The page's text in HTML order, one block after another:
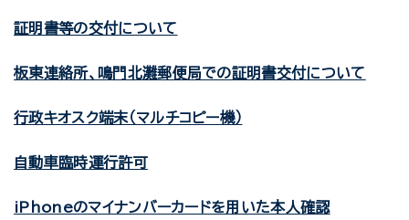
証明書等の交付について
板東連絡所、鳴門北灘郵便局での証明書交付について
行政キオスク端末（マルチコピー機）
自動車臨時運行許可
iPhoneのマイナンバーカードを用いた本人確認